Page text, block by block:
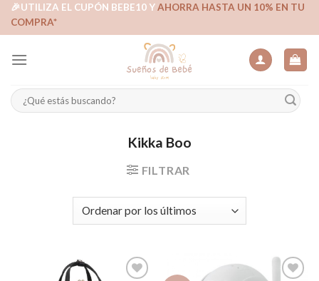
Skip🎉UTILIZA EL CUPÓN BEBE10 YAHORRA HASTA UN 10% EN TU
COMPRA*
Buscar
por:
Kikka Boo
FILTRAR